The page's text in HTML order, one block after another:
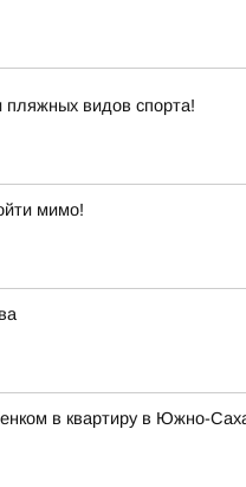
видов спорта!
мимо!
в квартиру в Южно-